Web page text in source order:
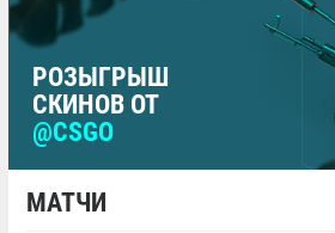
РОЗЫГРЫШ
СКИНОВ ОТ
@CSGO
МАТЧИ